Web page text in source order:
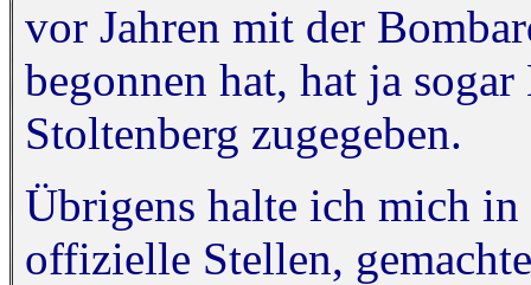
vor Jahren mit der
begonnen hat, hat ja
Stoltenberg zugegeben.
Übrigens halte ich mich
offizielle Stellen,